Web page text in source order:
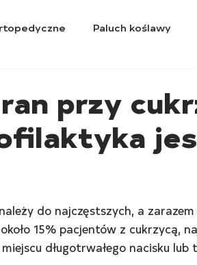
Paluch koślawy
przy
do najczęstszych, a
15% pacjentów z cukrzycą,
długotrwałego nacisku lub